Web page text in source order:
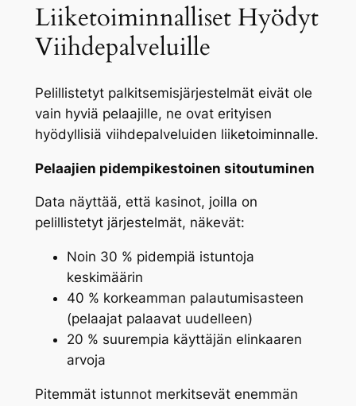
Liiketoiminnalliset Hyödyt
Viihdepalveluille
Pelillistetyt palkitsemisjärjestelmät eivät ole
vain hyviä pelaajille, ne ovat erityisen
hyödyllisiä viihdepalveluiden liiketoiminnalle.
Pelaajien pidempikestoinen sitoutuminen
Data näyttää, että kasinot, joilla on
pelillistetyt järjestelmät, näkevät:
Noin 30 % pidempiä istuntoja
keskimäärin
40 % korkeamman palautumisasteen
(pelaajat palaavat uudelleen)
20 % suurempia käyttäjän elinkaaren
arvoja
Pitemmät istunnot merkitsevät enemmän